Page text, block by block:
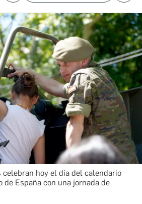
celebran hoy el día del calendario
España con una jornada de